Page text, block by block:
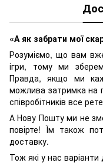
«А як забрати мої
Розуміємо, що вам
ігри, тому ми
Правда, якщо ми
можлива затримка на
співробітників все
А Нову Пошту ми не
повірте! Їм також
доставку.
Тож які у нас варіанти